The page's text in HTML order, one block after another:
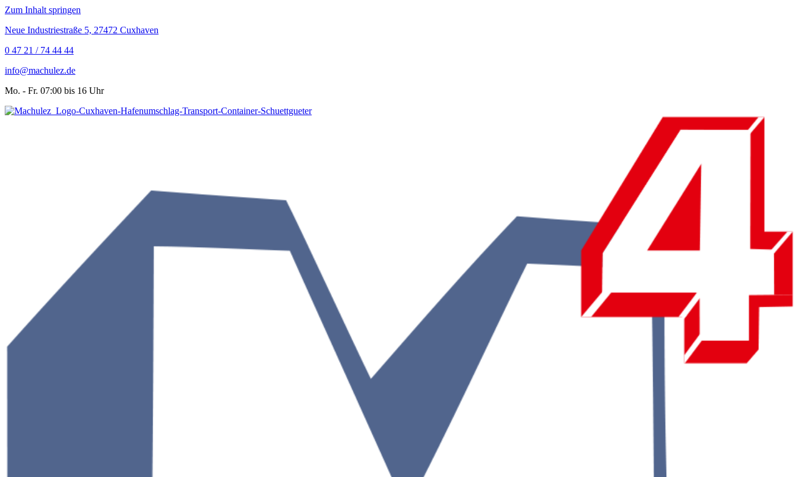
Zum Inhalt springen
Neue Industriestraße 5, 27472 Cuxhaven
0 47 21 / 74 44 44
info@machulez.de
Mo. - Fr. 07:00 bis 16 Uhr